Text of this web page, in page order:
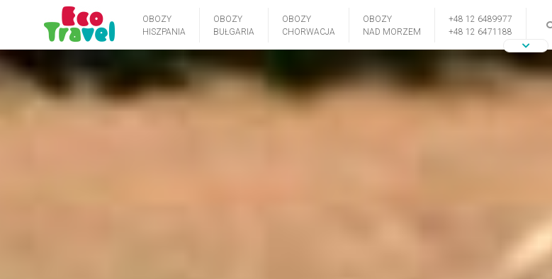
OBOZY
HISZPANIA
OBOZY
BUŁGARIA
OBOZY
CHORWACJA
OBOZY
NAD MORZEM
+48 12 6489977
+48 12 6471188